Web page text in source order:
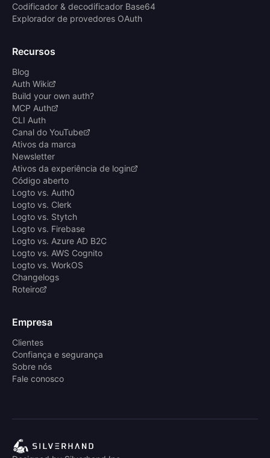
Codificador & decodificador Base64
Explorador de provedores OAuth
Recursos
Blog
Auth Wiki
Build your own auth?
MCP Auth
CLI Auth
Canal do YouTube
Ativos da marca
Newsletter
Ativos da experiência de login
Código aberto
Logto vs. Auth0
Logto vs. Clerk
Logto vs. Stytch
Logto vs. Firebase
Logto vs. Azure AD B2C
Logto vs. AWS Cognito
Logto vs. WorkOS
Changelogs
Roteiro
Empresa
Clientes
Confiança e segurança
Sobre nós
Fale conosco